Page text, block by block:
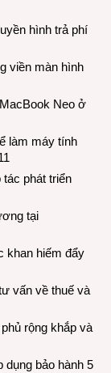
hình trả phí
viền màn hình
Neo ở
làm máy tính
phát triển
tại
khan hiếm đẩy
vấn về thuế và
rộng khắp và
dụng bảo hành 5